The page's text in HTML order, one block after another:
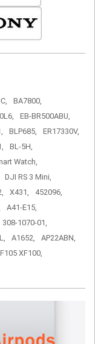
BA7800,
EB-BR500ABU,
BLP685,
ER17330V,
BL-5H,
Watch,
DJI RS 3 Mini,
X431,
452096,
A41-E15,
308-1070-01,
A1652,
AP22ABN,
XF100,